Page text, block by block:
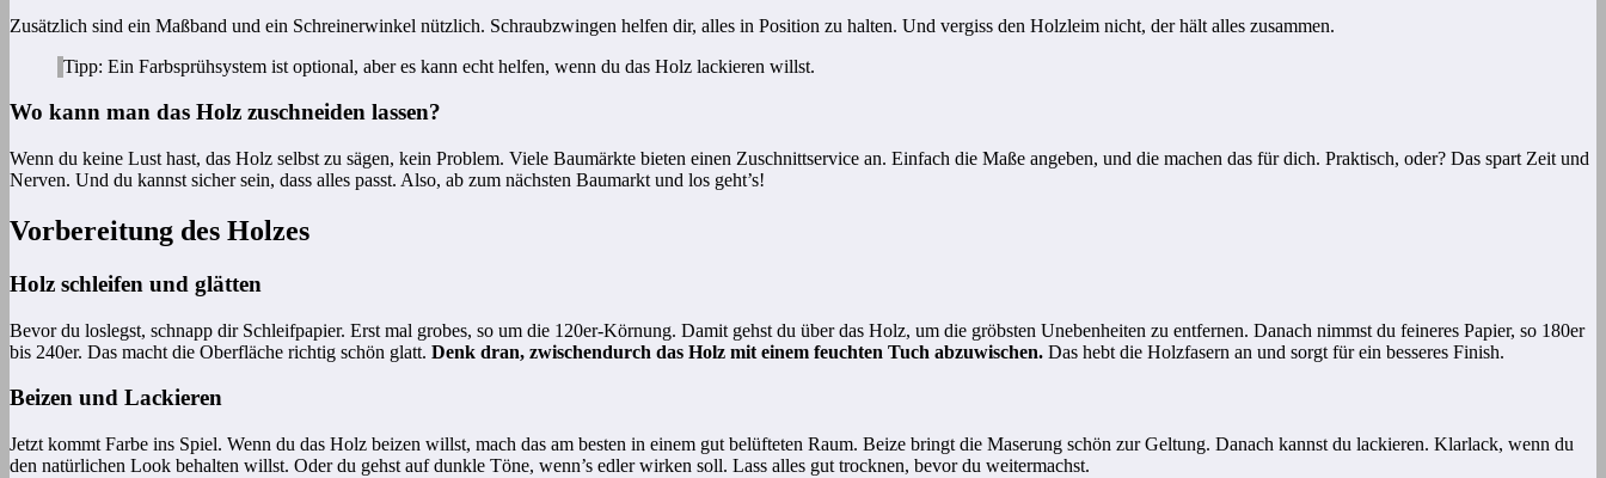
Zusätzlich sind ein Maßband und ein Schreinerwinkel nützlich. Schraubzwingen helfen dir, alles in Position zu halten. Und vergiss den Holzleim nicht, der hält alles zusammen.
Tipp: Ein Farbsprühsystem ist optional, aber es kann echt helfen, wenn du das Holz lackieren willst.
Wo kann man das Holz zuschneiden lassen?
Wenn du keine Lust hast, das Holz selbst zu sägen, kein Problem. Viele Baumärkte bieten einen Zuschnittservice an. Einfach die Maße angeben, und die machen das für dich. Praktisch, oder? Das spart Zeit und
Nerven. Und du kannst sicher sein, dass alles passt. Also, ab zum nächsten Baumarkt und los geht’s!
Vorbereitung des Holzes
Holz schleifen und glätten
Bevor du loslegst, schnapp dir Schleifpapier. Erst mal grobes, so um die 120er-Körnung. Damit gehst du über das Holz, um die gröbsten Unebenheiten zu entfernen. Danach nimmst du feineres Papier, so 180er
bis 240er. Das macht die Oberfläche richtig schön glatt. Denk dran, zwischendurch das Holz mit einem feuchten Tuch abzuwischen. Das hebt die Holzfasern an und sorgt für ein besseres Finish.
Beizen und Lackieren
Jetzt kommt Farbe ins Spiel. Wenn du das Holz beizen willst, mach das am besten in einem gut belüfteten Raum. Beize bringt die Maserung schön zur Geltung. Danach kannst du lackieren. Klarlack, wenn du
den natürlichen Look behalten willst. Oder du gehst auf dunkle Töne, wenn’s edler wirken soll. Lass alles gut trocknen, bevor du weitermachst.